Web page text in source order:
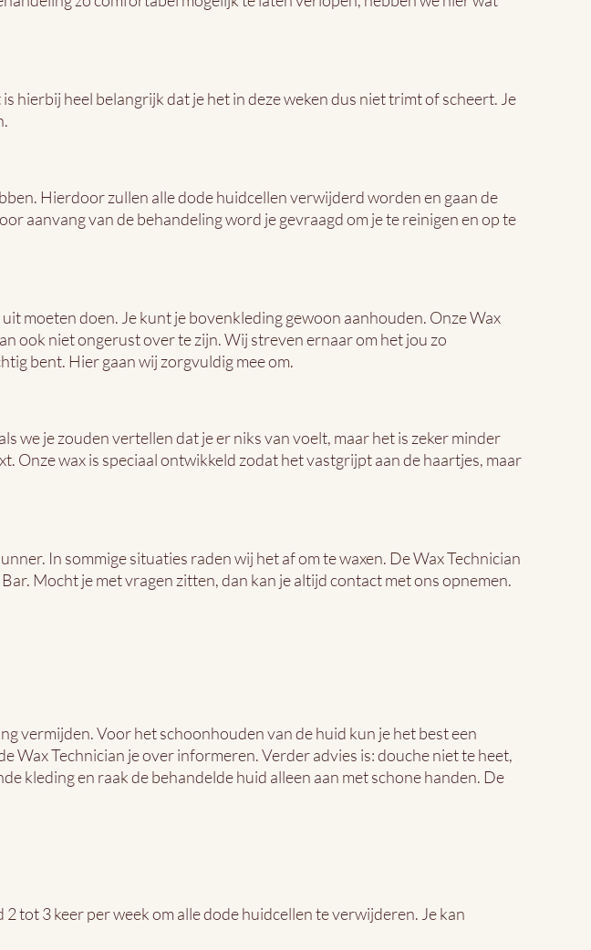
hierbij heel belangrijk dat je het in deze weken dus niet trimt of scheert. Je
Hierdoor zullen alle dode huidcellen verwijderd worden en gaan de
aanvang van de behandeling word je gevraagd om je te reinigen en op te
moeten doen. Je kunt je bovenkleding gewoon aanhouden. Onze Wax
ook niet ongerust over te zijn. Wij streven ernaar om het jou zo
bent. Hier gaan wij zorgvuldig mee om.
we je zouden vertellen dat je er niks van voelt, maar het is zeker minder
Onze wax is speciaal ontwikkeld zodat het vastgrijpt aan de haartjes, maar
In sommige situaties raden wij het af om te waxen. De Wax Technician
Mocht je met vragen zitten, dan kan je altijd contact met ons opnemen.
vermijden. Voor het schoonhouden van de huid kun je het best een
Technician je over informeren. Verder advies is: douche niet te heet,
kleding en raak de behandelde huid alleen aan met schone handen. De
tot 3 keer per week om alle dode huidcellen te verwijderen. Je kan